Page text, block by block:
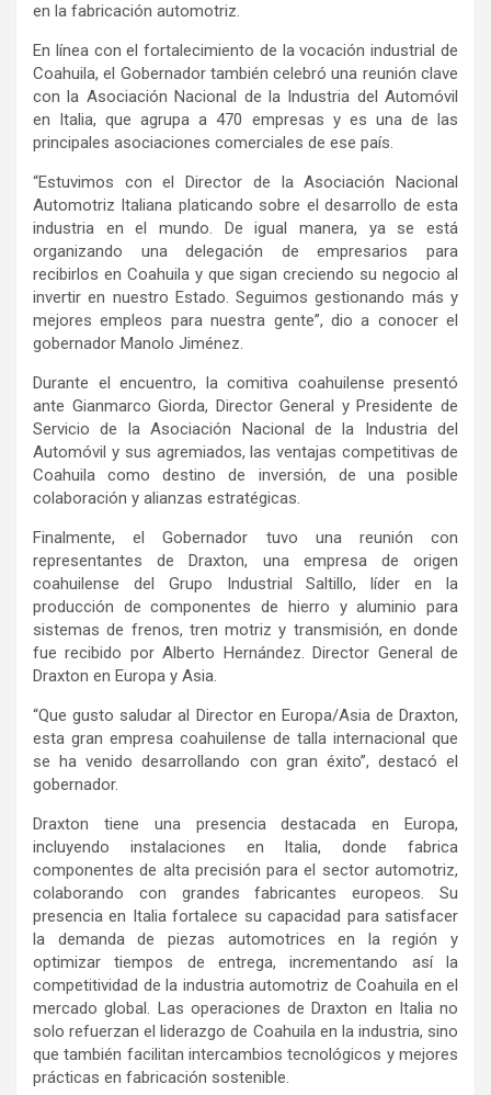
en la fabricación automotriz.
En línea con el fortalecimiento de la vocación industrial de
Coahuila, el Gobernador también celebró una reunión clave
con la Asociación Nacional de la Industria del Automóvil
en Italia, que agrupa a 470 empresas y es una de las
principales asociaciones comerciales de ese país.
“Estuvimos con el Director de la Asociación Nacional
Automotriz Italiana platicando sobre el desarrollo de esta
industria en el mundo. De igual manera, ya se está
organizando una delegación de empresarios para
recibirlos en Coahuila y que sigan creciendo su negocio al
invertir en nuestro Estado. Seguimos gestionando más y
mejores empleos para nuestra gente”, dio a conocer el
gobernador Manolo Jiménez.
Durante el encuentro, la comitiva coahuilense presentó
ante Gianmarco Giorda, Director General y Presidente de
Servicio de la Asociación Nacional de la Industria del
Automóvil y sus agremiados, las ventajas competitivas de
Coahuila como destino de inversión, de una posible
colaboración y alianzas estratégicas.
Finalmente, el Gobernador tuvo una reunión con
representantes de Draxton, una empresa de origen
coahuilense del Grupo Industrial Saltillo, líder en la
producción de componentes de hierro y aluminio para
sistemas de frenos, tren motriz y transmisión, en donde
fue recibido por Alberto Hernández. Director General de
Draxton en Europa y Asia.
“Que gusto saludar al Director en Europa/Asia de Draxton,
esta gran empresa coahuilense de talla internacional que
se ha venido desarrollando con gran éxito”, destacó el
gobernador.
Draxton tiene una presencia destacada en Europa,
incluyendo instalaciones en Italia, donde fabrica
componentes de alta precisión para el sector automotriz,
colaborando con grandes fabricantes europeos. Su
presencia en Italia fortalece su capacidad para satisfacer
la demanda de piezas automotrices en la región y
optimizar tiempos de entrega, incrementando así la
competitividad de la industria automotriz de Coahuila en el
mercado global. Las operaciones de Draxton en Italia no
solo refuerzan el liderazgo de Coahuila en la industria, sino
que también facilitan intercambios tecnológicos y mejores
prácticas en fabricación sostenible.